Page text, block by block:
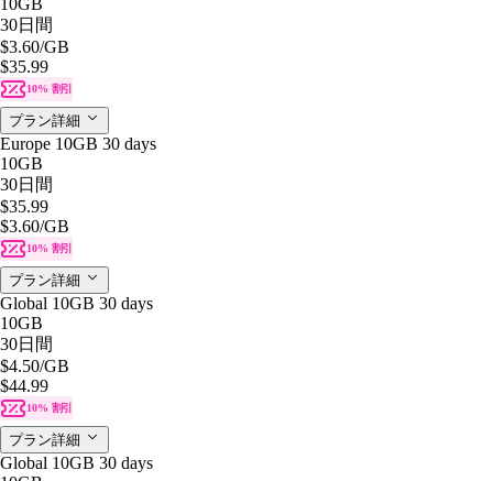
30日間
$3.60/GB
$35.99
10% 割引
プラン詳細
Europe 10GB 30 days
10GB
30日間
$35.99
$3.60/GB
10% 割引
プラン詳細
Global 10GB 30 days
10GB
30日間
$4.50/GB
$44.99
10% 割引
プラン詳細
Global 10GB 30 days